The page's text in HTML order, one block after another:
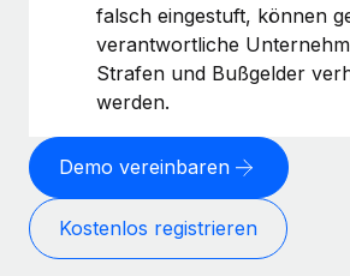
falsch eingestuft, können
verantwortliche
Strafen und Bußgelder
werden.
Demo vereinbaren
Kostenlos registrieren